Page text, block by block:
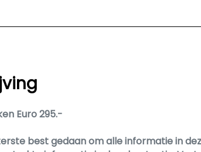
Euro 295.-
best gedaan om alle informatie in